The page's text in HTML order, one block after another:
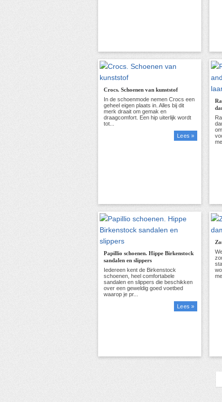
Crocs. Schoenen van kunststof
Lees »
Papillio schoenen. Hippe Birkenstock
sandalen en slippers
Lees »